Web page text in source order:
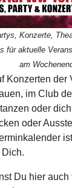
Konzerte,
für aktuelle
am
Konzerten der
im Club
oder
oder
Du hier